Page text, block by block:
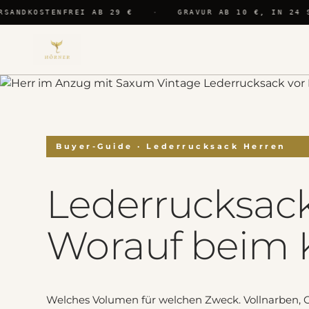
AB 29 € GRAVUR AB 10 €, IN 24
Buyer-Guide · Lederrucksack Herren
Worauf beim
Welches Volumen für welchen Zweck. Vollnarben,
Welches
Volumen für
→
Maße und
Tauglichkeit
→
Grain oder